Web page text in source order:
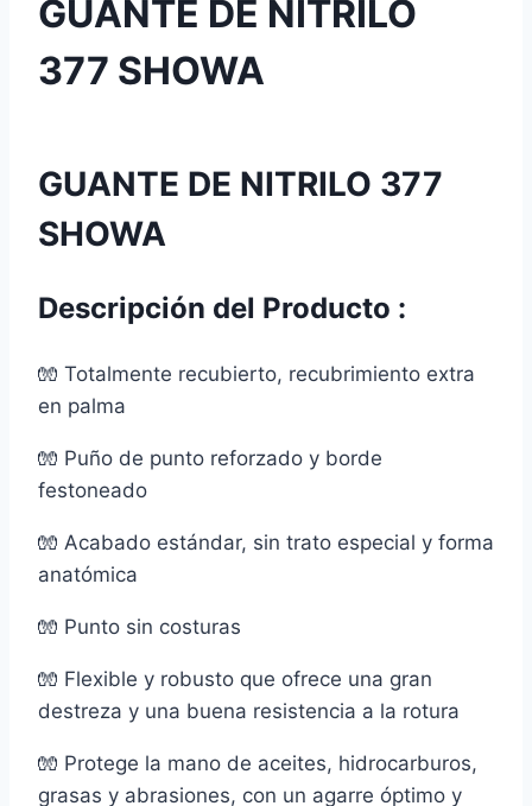
GUANTE DE NITRILO
377 SHOWA
GUANTE DE NITRILO 377
SHOWA
Descripción del Producto :
🧤 Totalmente recubierto, recubrimiento extra
en palma
🧤 Puño de punto reforzado y borde
festoneado
🧤 Acabado estándar, sin trato especial y forma
anatómica
🧤 Punto sin costuras
🧤 Flexible y robusto que ofrece una gran
destreza y una buena resistencia a la rotura
🧤 Protege la mano de aceites, hidrocarburos,
grasas y abrasiones, con un agarre óptimo y